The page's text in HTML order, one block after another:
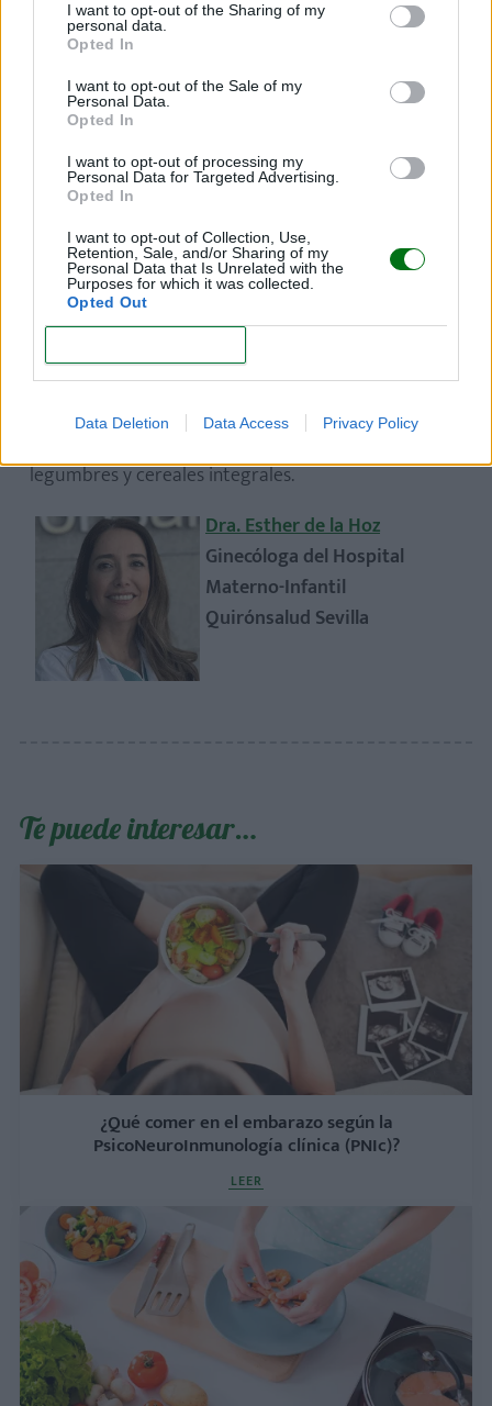
I want to opt-out of the Sharing of my
personal data.
Opted In
I want to opt-out of the Sale of my
Personal Data.
Opted In
I want to opt-out of processing my
Personal Data for Targeted Advertising.
Opted In
I want to opt-out of Collection, Use,
Retention, Sale, and/or Sharing of my
Personal Data that Is Unrelated with the
Purposes for which it was collected.
Opted Out
Data Deletion Data Access Privacy Policy
importante que los alimentos vuelvan a incluir
ácidos grasos Omega 3 y yodo,
ambos con el buen desarrollo cerebral.
Al final del
embarazo,el consumo de calcio también es
fundamental, ya que es cuando tiene lugar el
máximo crecimiento y desarrollo óseo.
¿Qué hago si sigo una dieta
vegetariana o vegana?
En estos casos,se debe vigilar especialmente el
aporte de vitamina B12, calcio y
proteínas.Aumenta el consumo de frutos secos, de
alimentos ricos en calcio, como los vegetales de hoja
legumbres y cereales integrales.
Dra. Esther de la Hoz
Ginecóloga del Hospital
Materno-Infantil
Quirónsalud Sevilla
Te puede interesar…
¿Qué comer en el embarazo según la
PsicoNeuroInmunología clínica (PNIc)?
LEER